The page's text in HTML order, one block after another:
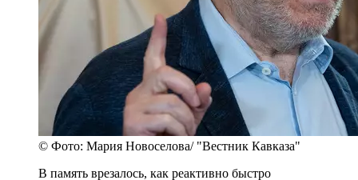
© Фото: Мария Новоселова/ "Вестник Кавказа"
В память врезалось, как реактивно быстро